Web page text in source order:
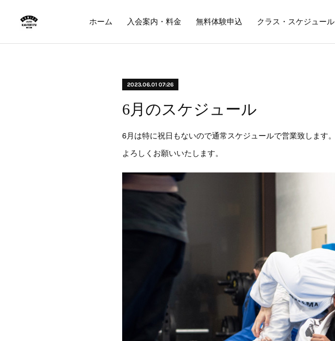
ホーム 入会案内・料金 無料体験申込 クラス・スケジュール
2023.06.01 07:26
6月のスケジュール
6月は特に祝日もないので通常スケジュールで営業致します。
よろしくお願いいたします。